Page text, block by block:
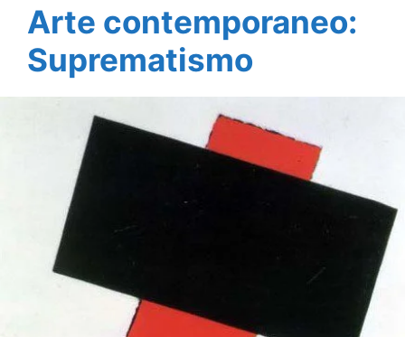
Arte contemporaneo:
Suprematismo